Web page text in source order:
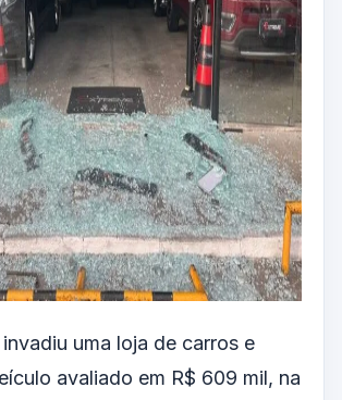
uma loja de carros e
avaliado em R$ 609 mil, na